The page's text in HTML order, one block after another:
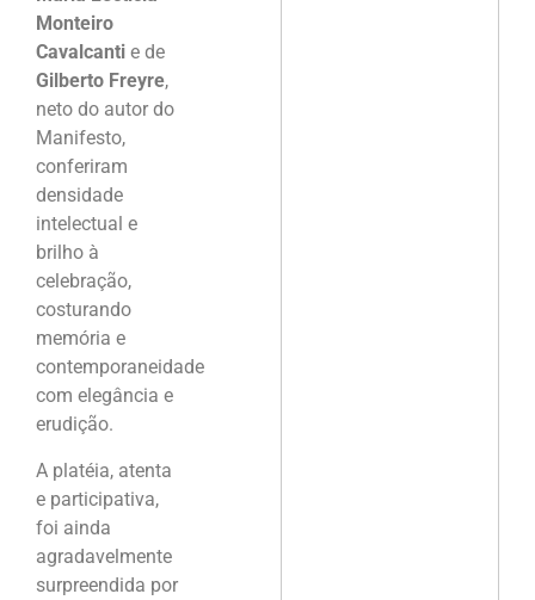
Monteiro
Cavalcanti e de
Gilberto Freyre,
neto do autor do
Manifesto,
conferiram
densidade
intelectual e
brilho à
celebração,
costurando
memória e
contemporaneidade
com elegância e
erudição.
A platéia, atenta
e participativa,
foi ainda
agradavelmente
surpreendida por